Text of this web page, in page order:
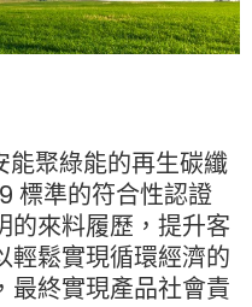
聚綠能的再生碳纖
標準的符合性認證
的來料履歷，提升客
輕鬆實現循環經濟的
最終實現產品社會責